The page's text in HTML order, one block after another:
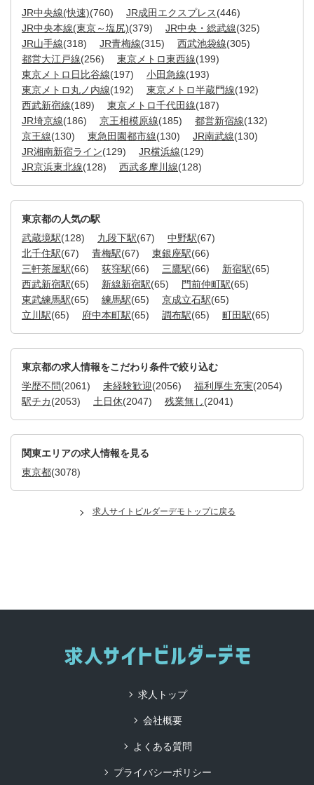
JR中央線(快速)(760) JR成田エクスプレス(446)
JR中央本線(東京～塩尻)(379) JR中央・総武線(325)
JR山手線(318) JR青梅線(315) 西武池袋線(305)
都営大江戸線(256) 東京メトロ東西線(199)
東京メトロ日比谷線(197) 小田急線(193)
東京メトロ丸ノ内線(192) 東京メトロ半蔵門線(192)
西武新宿線(189) 東京メトロ千代田線(187)
JR埼京線(186) 京王相模原線(185) 都営新宿線(132)
京王線(130) 東急田園都市線(130) JR南武線(130)
JR湘南新宿ライン(129) JR横浜線(129)
JR京浜東北線(128) 西武多摩川線(128)
東京都の人気の駅
武蔵境駅(128) 九段下駅(67) 中野駅(67)
北千住駅(67) 青梅駅(67) 東銀座駅(66)
三軒茶屋駅(66) 荻窪駅(66) 三鷹駅(66) 新宿駅(65)
西武新宿駅(65) 新線新宿駅(65) 門前仲町駅(65)
東武練馬駅(65) 練馬駅(65) 京成立石駅(65)
立川駅(65) 府中本町駅(65) 調布駅(65) 町田駅(65)
東京都の求人情報をこだわり条件で絞り込む
学歴不問(2061) 未経験歓迎(2056) 福利厚生充実(2054)
駅チカ(2053) 土日休(2047) 残業無し(2041)
関東エリアの求人情報を見る
東京都(3078)
求人サイトビルダーデモトップに戻る
求人トップ
会社概要
よくある質問
プライバシーポリシー